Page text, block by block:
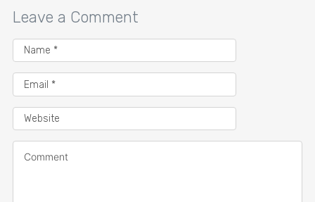
Leave a Comment